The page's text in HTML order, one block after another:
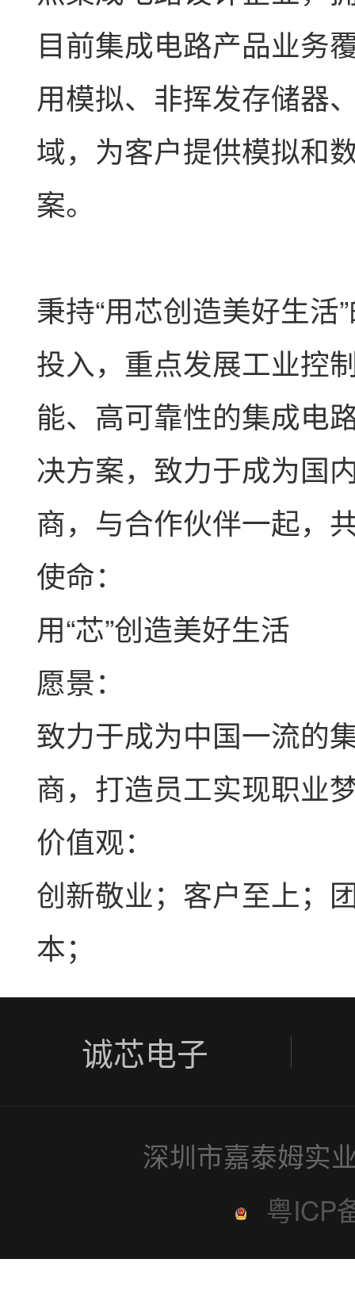
目前集成电路产品业务
用模拟、非挥发存储器
域，为客户提供模拟和
案。
秉持“用芯创造美好生
投入，重点发展工业控
能、高可靠性的集成电
决方案，致力于成为国
商，与合作伙伴一起，
使命：
用“芯”创造美好生活
愿景：
致力于成为中国一流的
商，打造员工实现职业
价值观：
创新敬业；客户至上；
本；
诚芯电子
深圳市嘉泰姆实
粤ICP